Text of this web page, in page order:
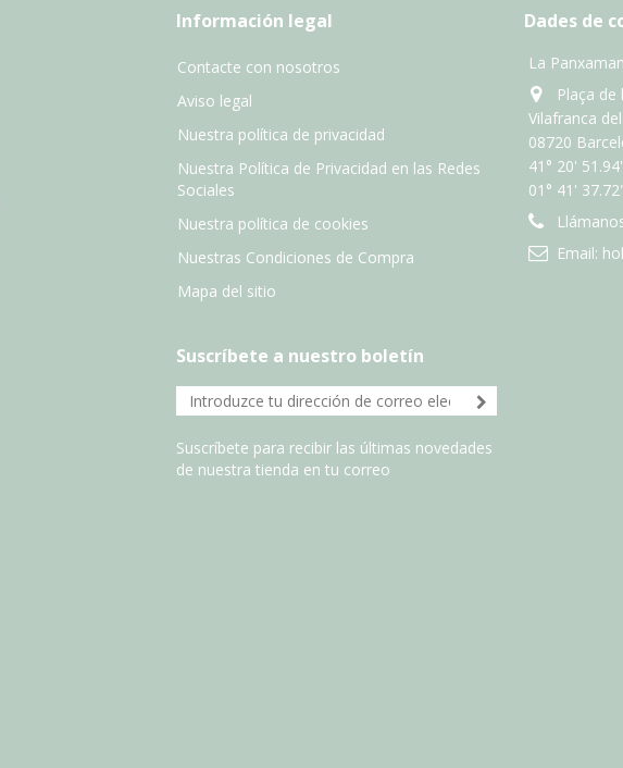
Información legal
Contacte con nosotros
Aviso legal
Nuestra política de privacidad
Nuestra Política de Privacidad en las Redes
Sociales
Nuestra política de cookies
Nuestras Condiciones de Compra
Mapa del sitio
Dades de
La
Plaça de
Vilafranca
08720
41° 20'
01° 41'
Email:
Suscríbete a nuestro boletín
Suscríbete para recibir las últimas novedades
de nuestra tienda en tu correo